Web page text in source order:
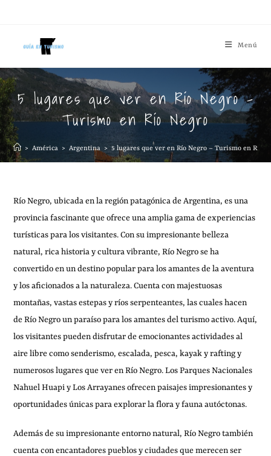
Menú
5 lugares que ver en Río Negro –
Turismo en Río Negro
> América > Argentina > 5 lugares que ver en Río Negro – Turismo en Río
Río Negro, ubicada en la región patagónica de Argentina, es una
provincia fascinante que ofrece una amplia gama de experiencias
turísticas para los visitantes. Con su impresionante belleza
natural, rica historia y cultura vibrante, Río Negro se ha
convertido en un destino popular para los amantes de la aventura
y los aficionados a la naturaleza. Cuenta con majestuosas
montañas, vastas estepas y ríos serpenteantes, las cuales hacen
de Río Negro un paraíso para los amantes del turismo activo. Aquí,
los visitantes pueden disfrutar de emocionantes actividades al
aire libre como senderismo, escalada, pesca, kayak y rafting y
numerosos lugares que ver en Río Negro. Los Parques Nacionales
Nahuel Huapi y Los Arrayanes ofrecen paisajes impresionantes y
oportunidades únicas para explorar la flora y fauna autóctonas.
Además de su impresionante entorno natural, Río Negro también
cuenta con encantadores pueblos y ciudades que merecen ser